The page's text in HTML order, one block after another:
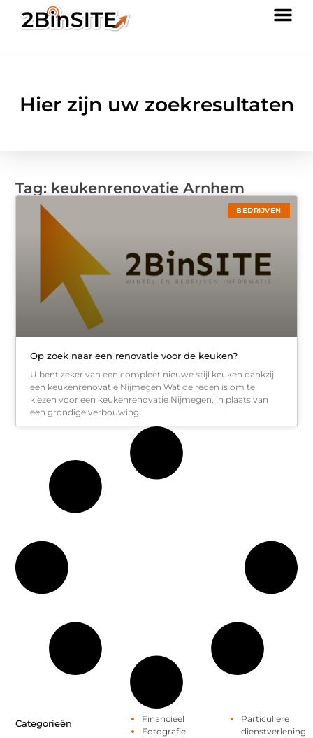
Hier zijn uw zoekresultaten
Tag: keukenrenovatie Arnhem
BEDRIJVEN
Op zoek naar een renovatie voor de keuken?
U bent zeker van een compleet nieuwe stijl keuken dankzij
een keukenrenovatie Nijmegen Wat de reden is om te
kiezen voor een keukenrenovatie Nijmegen, in plaats van
een grondige verbouwing,
Categorieën
Financieel
Fotografie
Particuliere
dienstverlening